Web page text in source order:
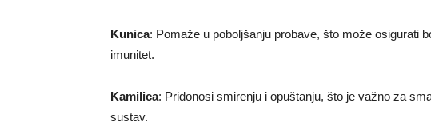
Kunica: Pomaže u poboljšanju probave, što može osigurati
imunitet.
Kamilica: Pridonosi smirenju i opuštanju, što je važno za
sustav.